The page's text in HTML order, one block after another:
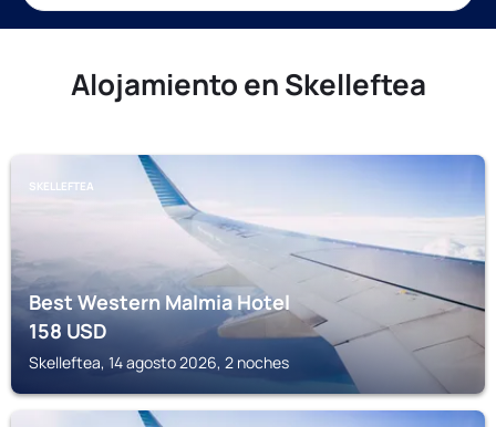
Alojamiento en Skelleftea
SKELLEFTEA
Best Western Malmia Hotel
158USD
Skelleftea, 14 agosto 2026, 2 noches